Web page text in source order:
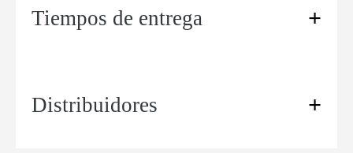
Tiempos de entrega
Distribuidores